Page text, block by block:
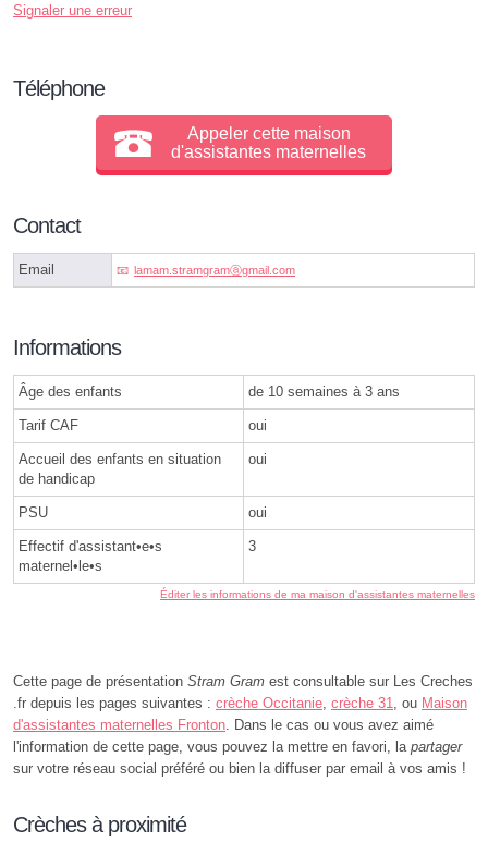
Signaler une erreur
Téléphone
Appeler cette maison
d'assistantes maternelles
Contact
Email lamam.stramgramⓐgmail.com
Informations
Âge des enfants de 10 semaines à 3 ans
Tarif CAF oui
Accueil des enfants en situation
de handicap
oui
PSU oui
Effectif d'assistant•e•s
maternel•le•s
3
Éditer les informations de ma maison d'assistantes maternelles
Cette page de présentation Stram Gram est consultable sur Les Creches
.fr depuis les pages suivantes : crèche Occitanie crèche 31 , ou Maison
d'assistantes maternelles Fronton . Dans le cas ou vous avez aimé
l'information de cette page, vous pouvez la mettre en favori, la partager
sur votre réseau social préféré ou bien la diffuser par email à vos amis !
Crèches à proximité